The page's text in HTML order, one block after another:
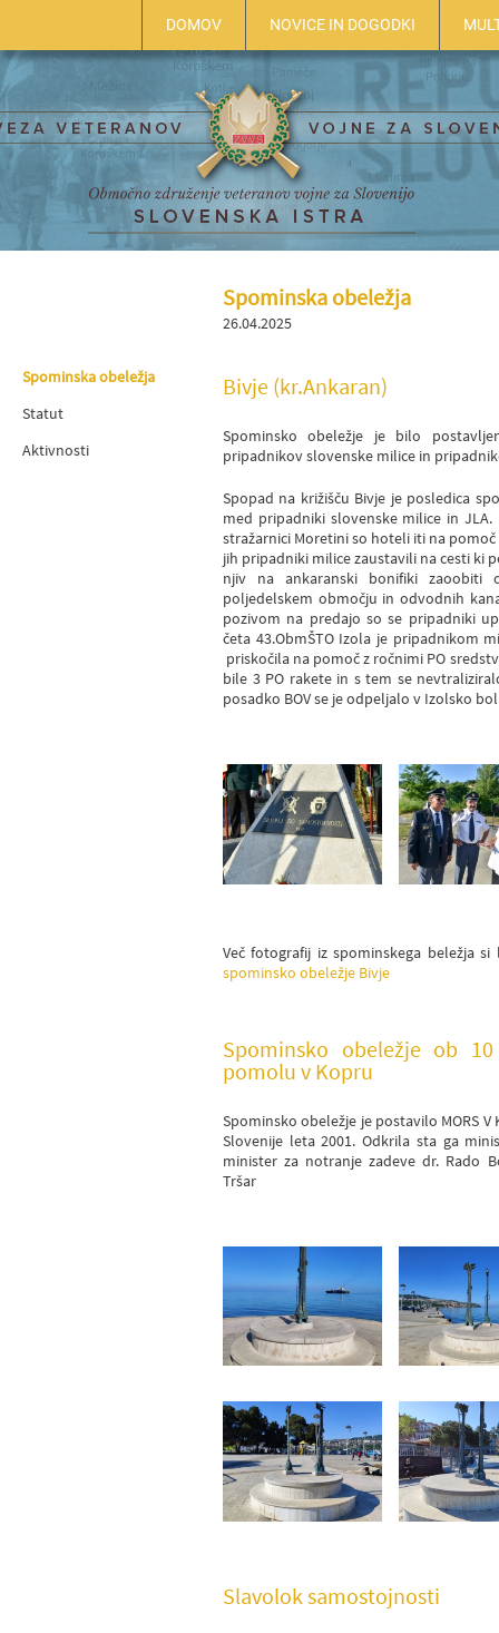
DOMOV NOVICE IN DOGODKI
Spominska obeležja
Statut
Aktivnosti
Spominska obeležja
26.04.2025
Bivje (kr.Ankaran)
Spominsko obeležje je bilo
pripadnikov slovenske milice in
Spopad na križišču Bivje je posledica
med pripadniki slovenske milice in
stražarnici Moretini so hoteli iti na
jih pripadniki milice zaustavili na cesti ki
njiv na ankaranski bonifiki
poljedelskem območju in odvodnih
pozivom na predajo so se pripadniki
četa 43.ObmŠTO Izola je pripadnikom
priskočila na pomoč z ročnimi PO
bile 3 PO rakete in s tem se
posadko BOV se je odpeljalo v Izolsko
Več fotografij iz spominskega beležja
spominsko obeležje Bivje
Spominsko obeležje ob
pomolu v Kopru
Spominsko obeležje je postavilo MORS V
Slovenije leta 2001. Odkrila sta ga
minister za notranje zadeve dr. Rado
Tršar
Slavolok samostojnosti